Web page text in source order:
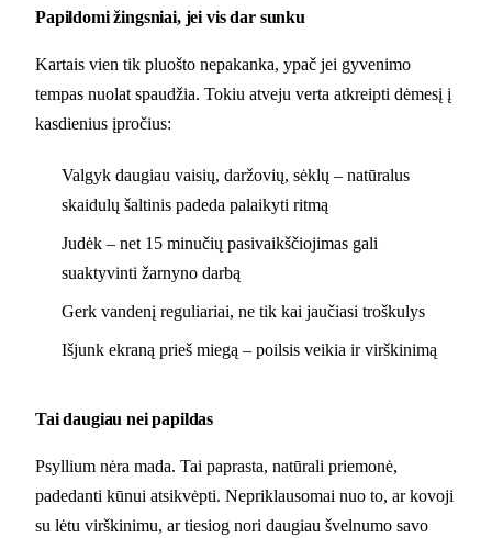
Papildomi žingsniai, jei vis dar sunku
Kartais vien tik pluošto nepakanka, ypač jei gyvenimo
tempas nuolat spaudžia. Tokiu atveju verta atkreipti dėmesį į
kasdienius įpročius:
Valgyk daugiau vaisių, daržovių, sėklų – natūralus
skaidulų šaltinis padeda palaikyti ritmą
Judėk – net 15 minučių pasivaikščiojimas gali
suaktyvinti žarnyno darbą
Gerk vandenį reguliariai, ne tik kai jaučiasi troškulys
Išjunk ekraną prieš miegą – poilsis veikia ir virškinimą
Tai daugiau nei papildas
Psyllium nėra mada. Tai paprasta, natūrali priemonė,
padedanti kūnui atsikvėpti. Nepriklausomai nuo to, ar kovoji
su lėtu virškinimu, ar tiesiog nori daugiau švelnumo savo